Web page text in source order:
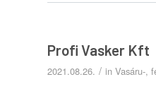
Profi Vasker Kft
2021.08.26. / in Vasáru-,